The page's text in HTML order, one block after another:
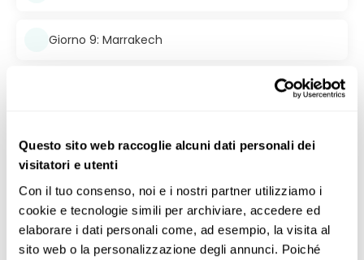
Questo sito web raccoglie alcuni dati personali dei
visitatori e utenti
Con il tuo consenso, noi e i nostri partner utilizziamo i
cookie e tecnologie simili per archiviare, accedere ed
elaborare i dati personali come, ad esempio, la visita al
sito web o la personalizzazione degli annunci. Poiché
Giorno 9: Marrakech
La quota comprende:
Tasse aeroportuali attualmente in vigore
Trasferimenti ed ingressi come da
programma